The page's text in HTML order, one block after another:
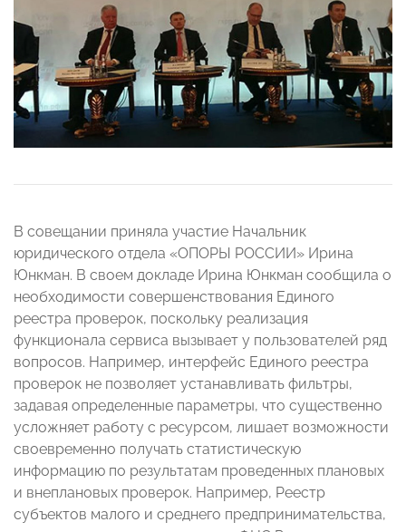
В совещании приняла участие Начальник
юридического отдела «ОПОРЫ РОССИИ» Ирина
Юнкман. В своем докладе Ирина Юнкман сообщила о
необходимости совершенствования Единого
реестра проверок, поскольку реализация
функционала сервиса вызывает у пользователей ряд
вопросов. Например, интерфейс Единого реестра
проверок не позволяет устанавливать фильтры,
задавая определенные параметры, что существенно
усложняет работу с ресурсом, лишает возможности
своевременно получать статистическую
информацию по результатам проведенных плановых
и внеплановых проверок. Например, Реестр
субъектов малого и среднего предпринимательства,